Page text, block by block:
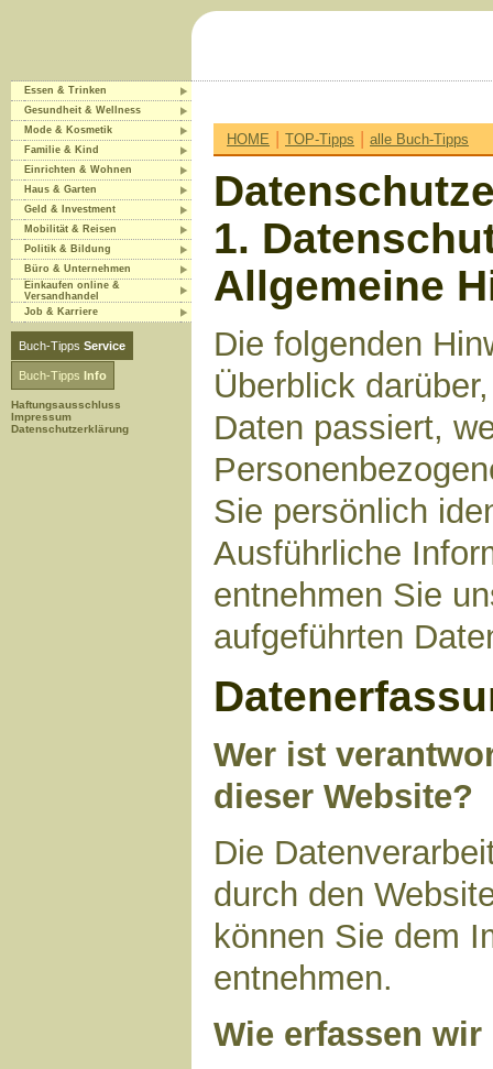
Essen & Trinken
Gesundheit & Wellness
Mode & Kosmetik
Familie & Kind
Einrichten & Wohnen
Haus & Garten
Geld & Investment
Mobilität & Reisen
Politik & Bildung
Büro & Unternehmen
Einkaufen online &
Versandhandel
Job & Karriere
Buch-Tipps Service
Buch-Tipps Info
Haftungsausschluss
Impressum
Datenschutzerklärung
HOME | TOP-Tipps | alle Buch-Tipps
1.
Allgemeine
Die folgenden
Überblick
Daten passiert,
Sie persönlich
Ausführliche
entnehmen Sie
aufgeführten
Wer ist
dieser Website?
Die
durch den
können Sie dem
entnehmen.
Wie erfassen wir